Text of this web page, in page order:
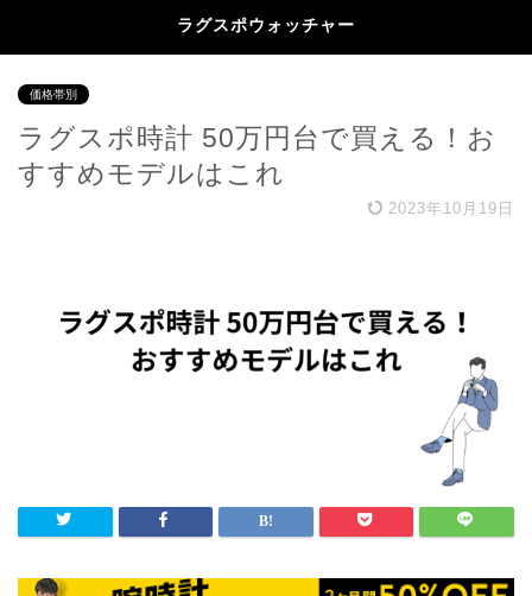
ラグスポウォッチャー
価格帯別
ラグスポ時計 50万円台で買える！お
すすめモデルはこれ
2023年10月19日